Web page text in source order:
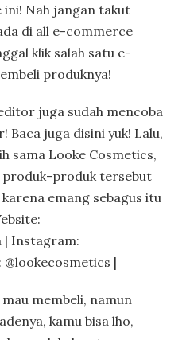
Nah jangan takut
di all e-commerce
klik salah satu e-
produknya!
juga sudah mencoba
Baca juga disini yuk! Lalu,
sama Looke Cosmetics,
produk-produk tersebut
emang sebagus itu
| Instagram:
@lookecosmetics |
membeli, namun
kamu bisa lho,